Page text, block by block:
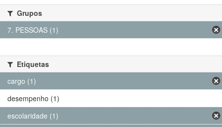
Grupos
7. PESSOAS (1)
Etiquetas
cargo (1)
desempenho (1)
escolaridade (1)